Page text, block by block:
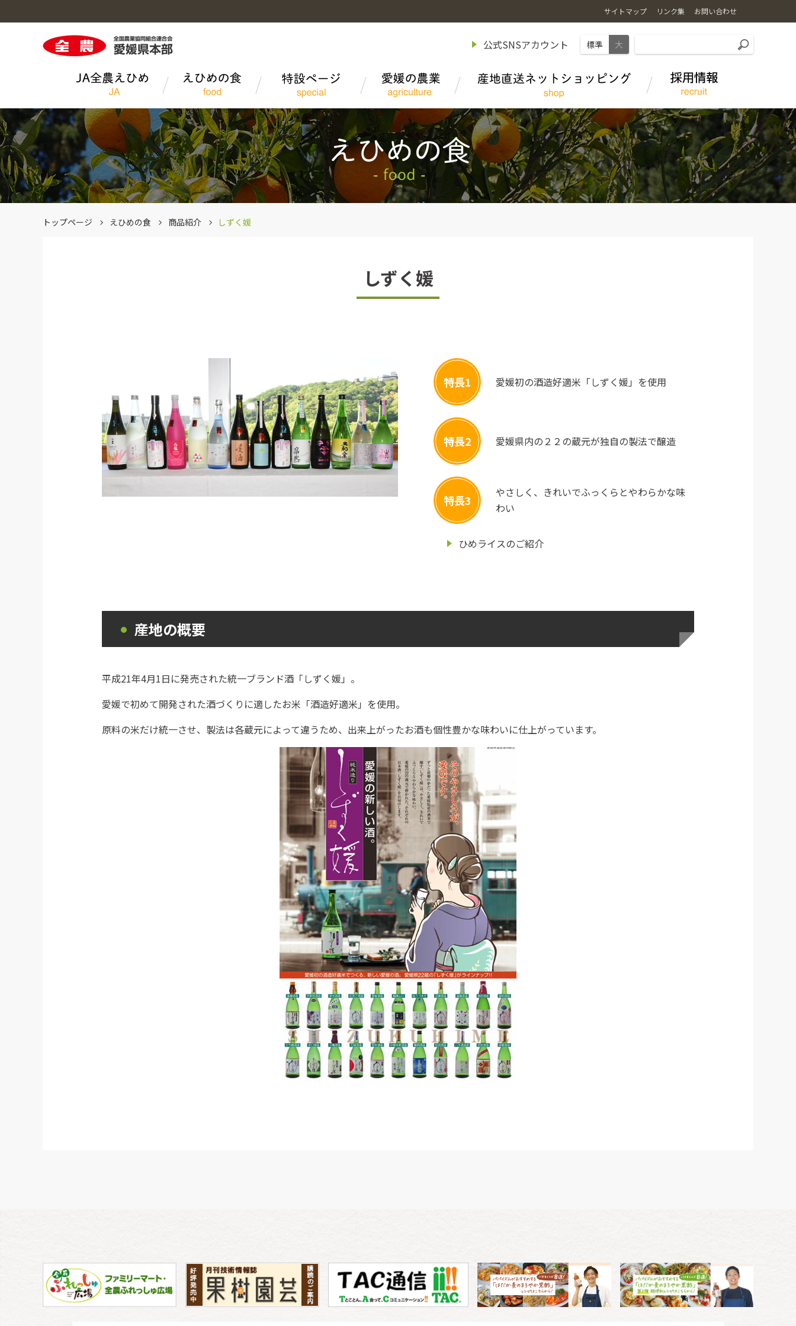
サイトマップ リンク集 お問い合わせ
公式SNSアカウント 標準 大
ＪＡ全農えひめのトップへ ＪＡ全農えひめ概要 ＪＡ全農えひめの事業概要
ＪＡ全農えひめの取り組み 事務所・事業所・機構図 ブランド・シンボルマーク・キャラクター
グループ会社 ＪＡ全農えひめ情報「あぐり～ど」 月刊技術情報誌「果樹園芸」年間購読のご案内
CM
えひめの食のトップへ えひめの食について 商品紹介
えひめ「旬」仕事人 えひめの食 レシピ 掲載・提供番組
愛媛のかんきつ 旬!旬!音頭
特設ページのトップへ オレンジロード 伊予牛 絹の味
ふれ愛・媛ポーク ひめの凜 ファミリーマート・全農ふれっしゅ広場
愛媛の農業のトップへ 産地情報 安心えひめ記帳運動
エコえひめ推進活動 データで見る愛媛の農業
トップページ えひめの食 商品紹介 しずく媛
しずく媛
特長1 愛媛初の酒造好適米「しずく媛」を使用
特長2 愛媛県内の２２の蔵元が独自の製法で醸造
特長3
やさしく、きれいでふっくらとやわらかな味
わい
ひめライスのご紹介
産地の概要
平成21年4月1日に発売された統一ブランド酒「しずく媛」。
愛媛で初めて開発された酒づくりに適したお米「酒造好適米」を使用。
原料の米だけ統一させ、製法は各蔵元によって違うため、出来上がったお酒も個性豊かな味わいに仕上がっています。